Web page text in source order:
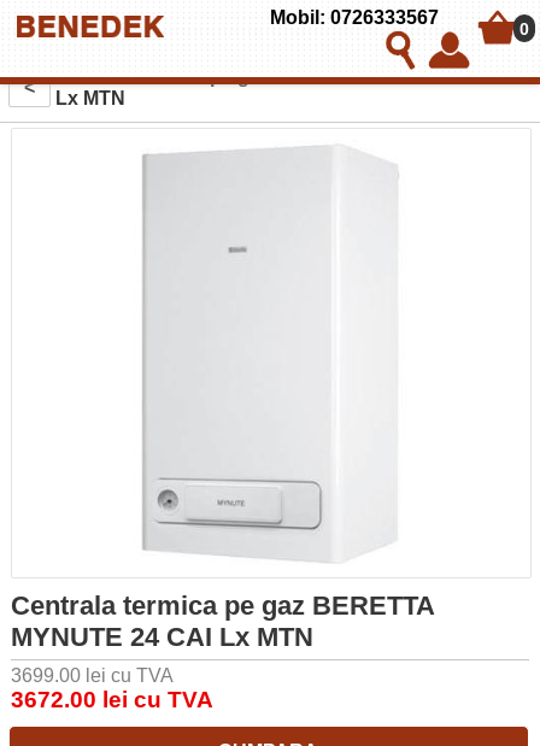
Mobil: 0726333567
0
<
Centrala termica pe gaz BERETTA MYNUTE 24 CAI
Lx MTN
Centrala termica pe gaz BERETTA
MYNUTE 24 CAI Lx MTN
3699.00 lei cu TVA
3672.00 lei cu TVA